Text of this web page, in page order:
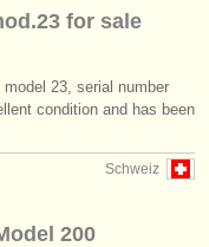
for sale
model 23, serial number
condition and has been
Schweiz
200